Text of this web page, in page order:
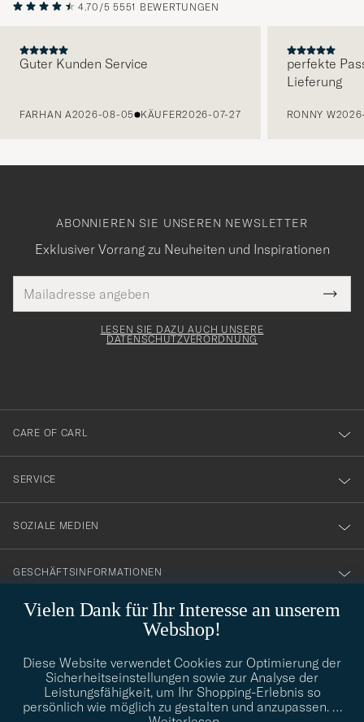
4.70/5 5551 BEWERTUNGEN
Guter Kunden Service
FARHAN A2026-08-05 KÄUFER2026-07-27
perfekte
Lieferung
RONNY W
Vielen Dank für Ihr Interesse an unserem
Webshop!
Diese Website verwendet Cookies zur Optimierung der
Sicherheitseinstellungen sowie zur Analyse der
Leistungsfähigkeit, um Ihr Shopping-Erlebnis so
persönlich wie möglich zu gestalten und anzupassen. …
ABONNIEREN SIE UNSEREN NEWSLETTER
Exklusiver Vorrang zu Neuheiten und Inspirationen
Mail
Adresse
Tack
för
dig
till
vårt
nyhetsbrev!
LESEN SIE DAZU AUCH UNSERE
DATENSCHUTZVERORDNUNG
CARE OF CARL
SERVICE
SOZIALE MEDIEN
GESCHÄFTSINFORMATIONEN
info@careofcarl.de
Benötigen Sie Hilfe bei der Suche nach Ihrem persönlichen Stil?
Wenden Sie sich an uns, wir helfen Ihnen gerne weiter!
STILBERATUNG